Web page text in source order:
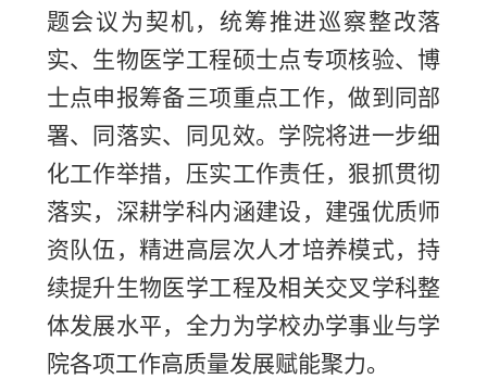
题会议为契机，统筹推进巡察整改落
实、生物医学工程硕士点专项核验、博
士点申报筹备三项重点工作，做到同部
署、同落实、同见效。学院将进一步细
化工作举措，压实工作责任，狠抓贯彻
落实，深耕学科内涵建设，建强优质师
资队伍，精进高层次人才培养模式，持
续提升生物医学工程及相关交叉学科整
体发展水平，全力为学校办学事业与学
院各项工作高质量发展赋能聚力。